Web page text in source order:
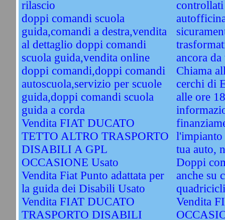
rilascio
doppi comandi scuola
guida,comandi a destra,vendita
al dettaglio doppi comandi
scuola guida,vendita online
doppi comandi,doppi comandi
autoscuola,servizio per scuole
guida,doppi comandi scuola
guida a corda
Vendita FIAT DUCATO
TETTO ALTRO TRASPORTO
DISABILI A GPL
OCCASIONE Usato
Vendita Fiat Punto adattata per
la guida dei Disabili Usato
Vendita FIAT DUCATO
TRASPORTO DISABILI
ancora
Chiama
cerchi di
alle ore
l'impianto
tua auto,
Doppi
anche su
Vendita